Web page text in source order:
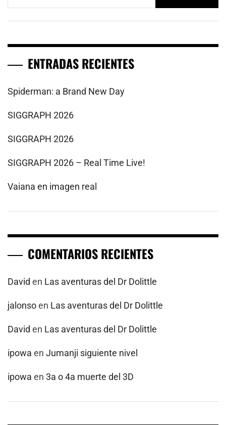
ENTRADAS RECIENTES
Spiderman: a Brand New Day
SIGGRAPH 2026
SIGGRAPH 2026
SIGGRAPH 2026 – Real Time Live!
Vaiana en imagen real
COMENTARIOS RECIENTES
David en Las aventuras del Dr Dolittle
jalonsoen Las aventuras del Dr Dolittle
David en Las aventuras del Dr Dolittle
ipowa en Jumanji siguiente nivel
ipowa en 3a o 4a muerte del 3D